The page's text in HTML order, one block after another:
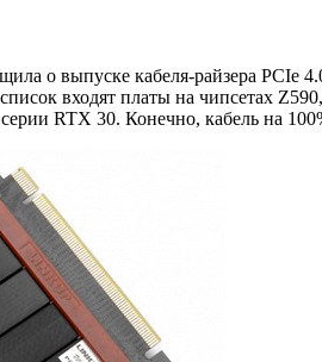
о выпуске кабеля-райзера PCIe
входят платы на чипсетах
RTX 30. Конечно, кабель на